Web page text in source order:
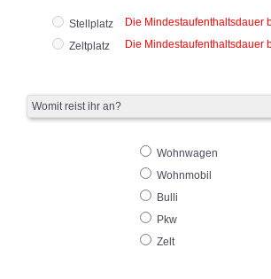
Stellplatz
Die Mindestaufenthaltsdauer
Zeltplatz
Die Mindestaufenthaltsdauer
Womit reist ihr an?
Wohnwagen
Wohnmobil
Bulli
Pkw
Zelt